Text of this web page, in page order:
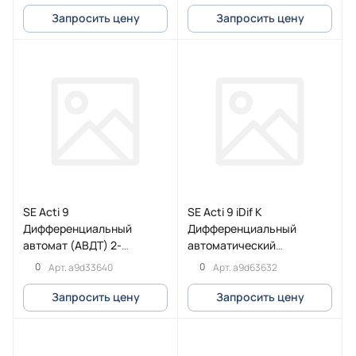
Запросить цену
Запросить цену
SE Acti 9
Дифференциальный
автомат (АВДТ) 2-
полюсный (1P+N) 40А
30мА (C) Asi
0 Арт.a9d33640
Запросить цену
SE Acti 9 iDif K
Дифференциальный
автоматический
выключатель 6КА 32A C
30МA AC
0 Арт.a9d63632
Запросить цену